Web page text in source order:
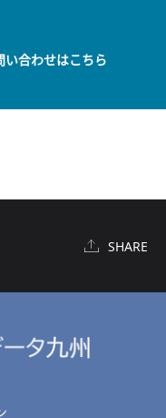
い合わせはこちら
SHARE